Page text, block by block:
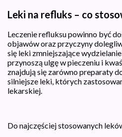
Leki na refluks – co
Leczenie refluksu powinno być
objawów oraz przyczyny
się leki zmniejszające
przynoszą ulgę w pieczeniu i
znajdują się zarówno preparaty
silniejsze leki, których
lekarskiej.
Do najczęściej stosowanych